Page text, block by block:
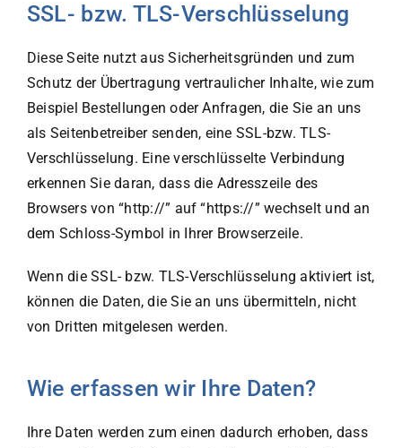
SSL- bzw. TLS-Verschlüsselung
Diese Seite nutzt aus Sicherheitsgründen und zum
Schutz der Übertragung vertraulicher Inhalte, wie zum
Beispiel Bestellungen oder Anfragen, die Sie an uns
als Seitenbetreiber senden, eine SSL-bzw. TLS-
Verschlüsselung. Eine verschlüsselte Verbindung
erkennen Sie daran, dass die Adresszeile des
Browsers von “http://” auf “https://” wechselt und an
dem Schloss-Symbol in Ihrer Browserzeile.
Wenn die SSL- bzw. TLS-Verschlüsselung aktiviert ist,
können die Daten, die Sie an uns übermitteln, nicht
von Dritten mitgelesen werden.
Wie erfassen wir Ihre Daten?
Ihre Daten werden zum einen dadurch erhoben, dass